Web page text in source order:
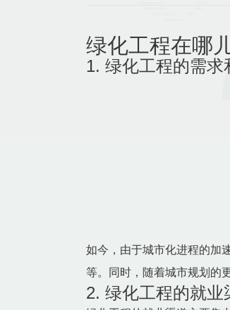
绿化工程在哪
1. 绿化工程的需求
如今，由于城市化进程的加
等。同时，随着城市规划的
2. 绿化工程的就业